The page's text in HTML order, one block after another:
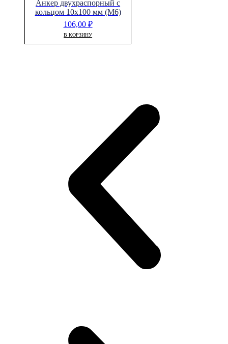
Анкер двухраспорный с
кольцом 10х100 мм (М6)
106,00 ₽
В КОРЗИНУ